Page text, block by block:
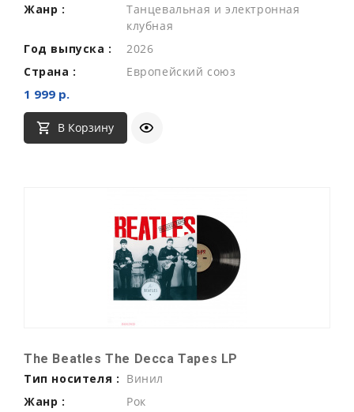
Жанр :
Танцевальная и электронная
клубная
Год выпуска :
2026
Страна :
Европейский союз
1 999 р.
В Корзину
The Beatles The Decca Tapes LP
Тип носителя : Винил
Жанр :
Рок